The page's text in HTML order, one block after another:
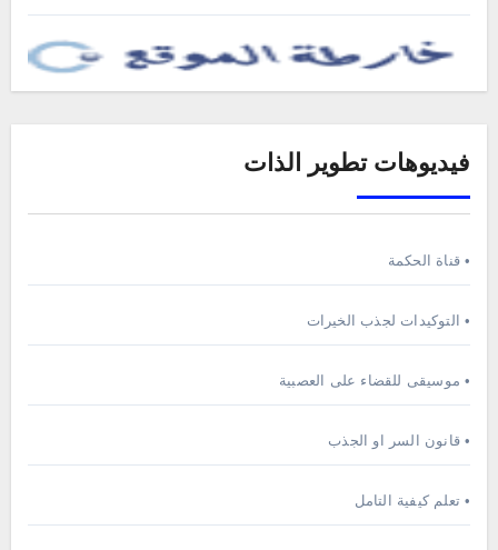
فيديوهات تطوير الذات
• قناة الحكمة
• التوكيدات لجذب الخيرات
• موسيقى للقضاء على العصبية
• قانون السر او الجذب
• تعلم كيفية التامل